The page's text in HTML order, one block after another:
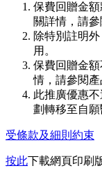
保費回贈金
關詳情，請參
除特別註明
用。
保費回贈金
情，請參閱產
此推廣優惠
劃轉移至自願
受條款及細則約束
按此下載網頁印刷